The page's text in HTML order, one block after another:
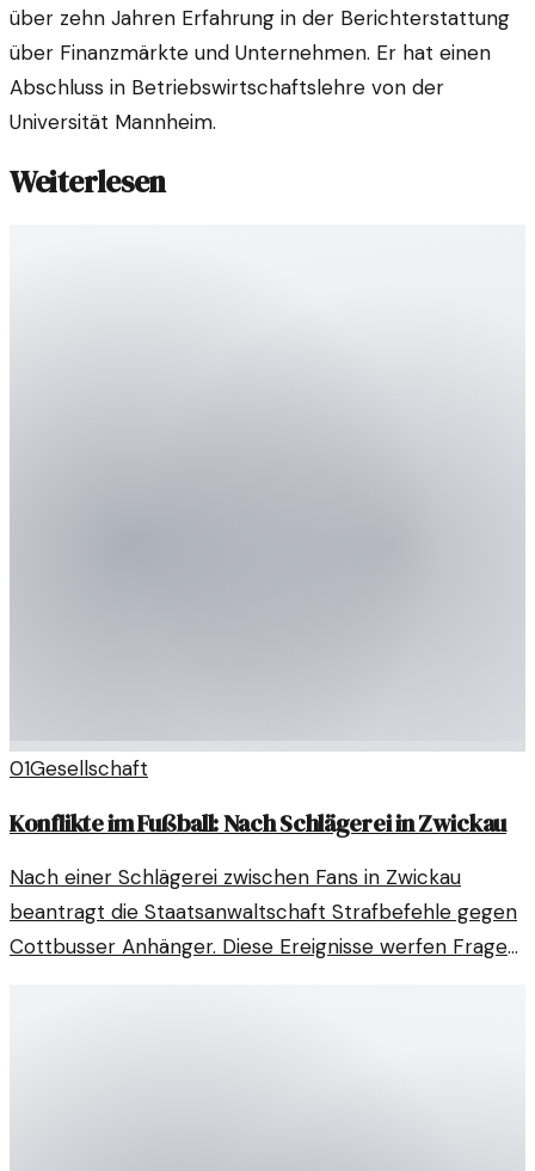
über zehn Jahren Erfahrung in der Berichterstattung
über Finanzmärkte und Unternehmen. Er hat einen
Abschluss in Betriebswirtschaftslehre von der
Universität Mannheim.
Weiterlesen
01Gesellschaft
Konflikte im Fußball: Nach Schlägerei in Zwickau
Nach einer Schlägerei zwischen Fans in Zwickau
beantragt die Staatsanwaltschaft Strafbefehle gegen
Cottbusser Anhänger. Diese Ereignisse werfen Fragen